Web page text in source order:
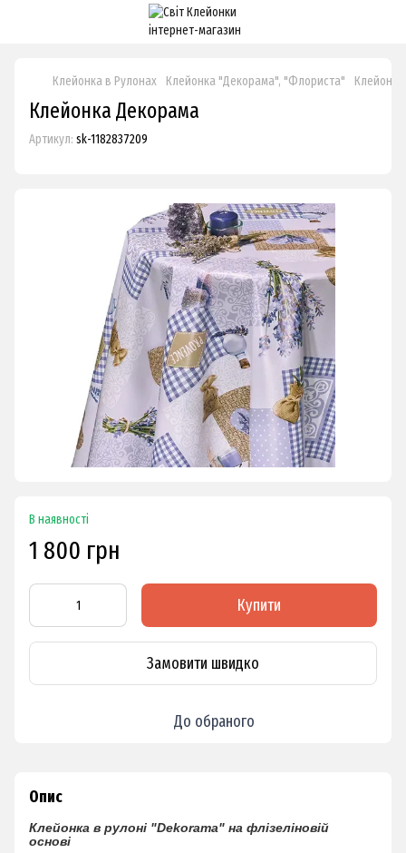
Клейонка в Рулонах Клейонка "Декорама", "Флориста"
Клейонка Декорама
Артикул: sk-1182837209
В наявності
1 800 грн
Купити
Замовити швидко
До обраного
Опис
Клейонка в рулоні "Dekorama" на флізеліновій
основі